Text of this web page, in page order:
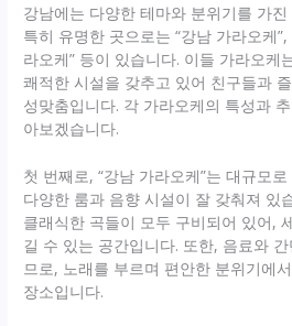
강남에는 다양한 테마와 분위기를 가
특히 유명한 곳으로는 “강남 가라오케
라오케” 등이 있습니다. 이들 가라오케
쾌적한 시설을 갖추고 있어 친구들과
성맞춤입니다. 각 가라오케의 특성과
아보겠습니다.
첫 번째로, “강남 가라오케”는 대규모
다양한 룸과 음향 시설이 잘 갖춰져 있
클래식한 곡들이 모두 구비되어 있어,
길 수 있는 공간입니다. 또한, 음료와
므로, 노래를 부르며 편안한 분위기에
장소입니다.